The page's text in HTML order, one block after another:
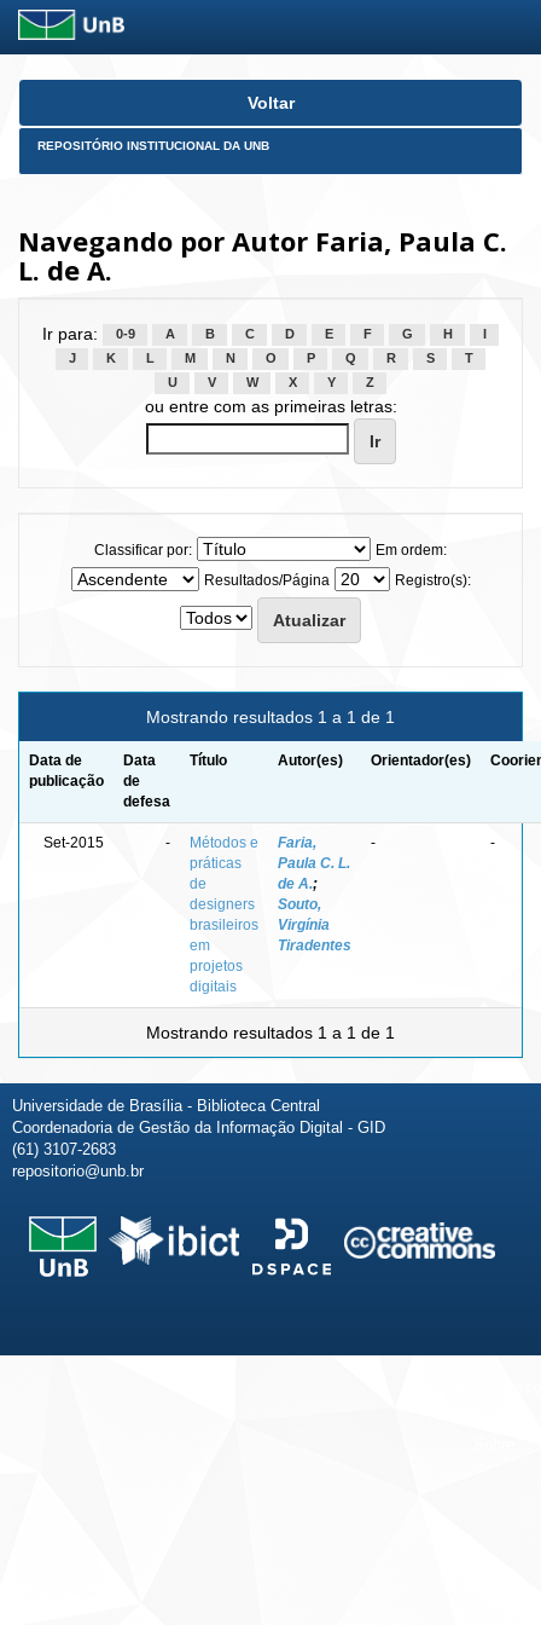
Skip
Voltar
REPOSITÓRIO INSTITUCIONAL DA UNB
Navegando por Autor Faria, Paula C.
L. de A.
Ir para: 0-9 A B C D E F G H
J
K L M N O P Q R S
T
U
V W X Y Z
ou entre com as primeiras letras:
Classificar por:
Em ordem:
Resultados/Página
Registro(s):
Mostrando resultados 1 a 1 de 1
Data de
publicação
Data
de
defesa
Título Autor(es) Orientador(es)
Set-2015 -
Métodos e
práticas
de
designers
brasileiros
em
projetos
digitais
Faria,
Paula C. L.
de A.;
Souto,
Virgínia
Tiradentes
- -
Mostrando resultados 1 a 1 de 1
Universidade de Brasília - Biblioteca Central
Coordenadoria de Gestão da Informação Digital - GID
(61) 3107-2683
repositorio@unb.br